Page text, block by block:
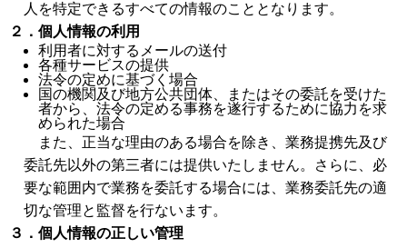
人を特定できるすべての情報のこととなります。
２．個人情報の利用
利用者に対するメールの送付
各種サービスの提供
法令の定めに基づく場合
国の機関及び地方公共団体、またはその委託を受けた
者から、法令の定める事務を遂行するために協力を求
められた場合
また、正当な理由のある場合を除き、業務提携先及び
委託先以外の第三者には提供いたしません。さらに、必
要な範囲内で業務を委託する場合には、業務委託先の適
切な管理と監督を行ないます。
３．個人情報の正しい管理